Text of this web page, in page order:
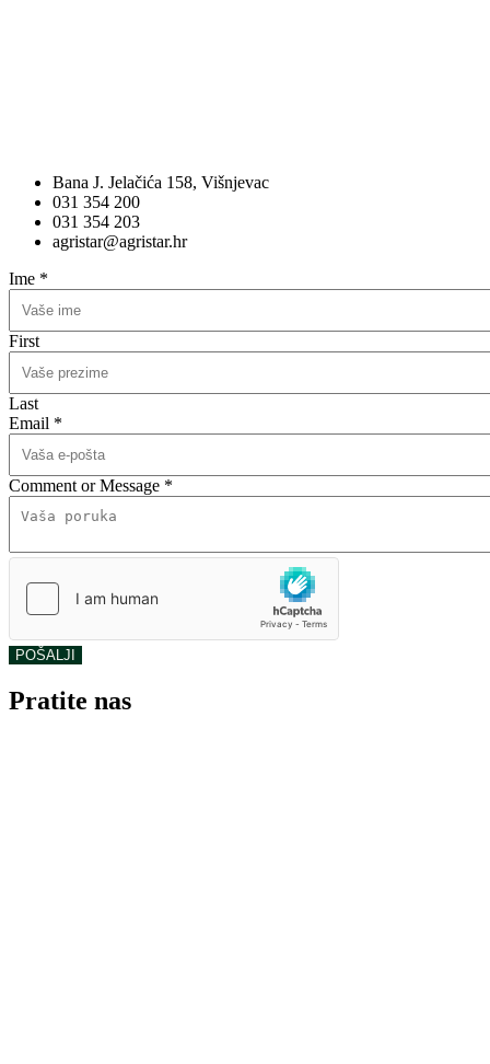
Bana J. Jelačića 158, Višnjevac
031 354 200
031 354 203
agristar@agristar.hr
Ime *
First
Last
Email *
Comment or Message *
POŠALJI
Pratite nas